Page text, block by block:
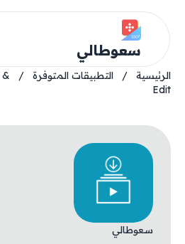
سعوطالي
الرئيسية / التطبيقات المتوفرة /
&
Edit
سعوطالي